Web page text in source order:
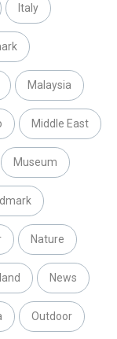
Italy
Malaysia
Middle East
Museum
Nature
News
Outdoor